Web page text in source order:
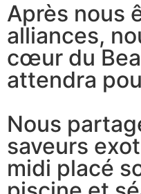
Après nous
alliances,
cœur du
attendra
Nous
saveurs
midi placé